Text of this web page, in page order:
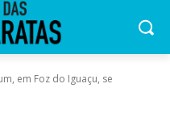
em Foz do Iguaçu, se